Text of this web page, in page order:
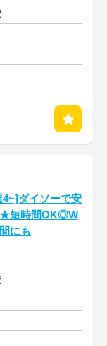
4~]ダイソーで安
★短時間OK◎W
にも